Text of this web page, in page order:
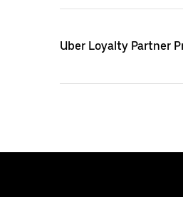
Uber Loyalty Partner